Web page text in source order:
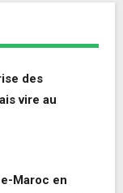
des
vire au
Maroc en